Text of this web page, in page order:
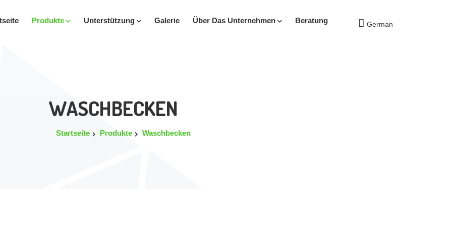
Produkte Unterstützung Galerie Über Das Unternehmen Beratung German
WASCHBECKEN
Startseite Produkte Waschbecken